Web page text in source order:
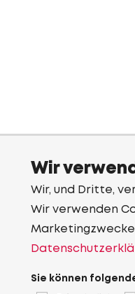
Wir
Wir, und Dritte,
Wir verwenden
Marketingzwecke
Sie können